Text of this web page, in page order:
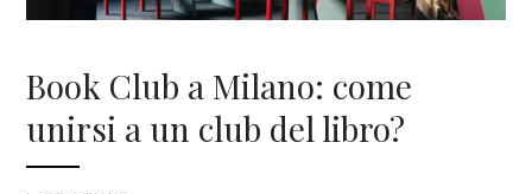
Book Club a Milano: come
unirsi a un club del libro?